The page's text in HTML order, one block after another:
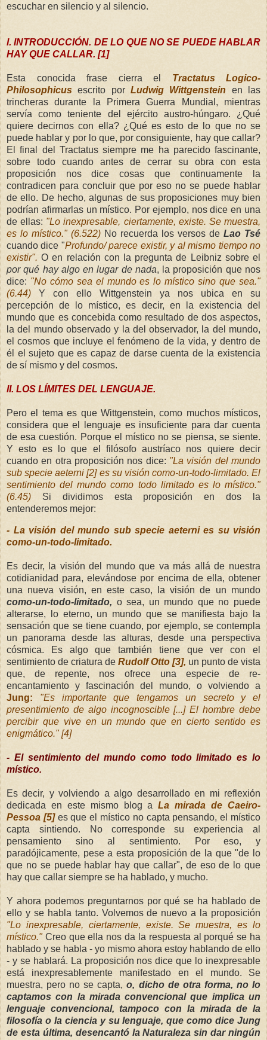
escuchar en silencio y al silencio.
I. INTRODUCCIÓN. DE LO QUE NO SE PUEDE HABLAR
HAY QUE CALLAR. [1]
Esta conocida frase cierra el Tractatus Logico-
Philosophicus escrito porLudwig Wittgenstein en las
trincheras durante la Primera Guerra Mundial, mientras
servía como teniente del ejército austro-húngaro. ¿Qué
quiere decirnos con ella? ¿Qué es esto de lo que no se
puede hablar y por lo que, por consiguiente, hay que callar?
El final del Tractatus siempre me ha parecido fascinante,
sobre todo cuando antes de cerrar su obra con esta
proposición nos dice cosas que continuamente la
contradicen para concluir que por eso no se puede hablar
de ello. De hecho, algunas de sus proposiciones muy bien
podrían afirmarlas un místico. Por ejemplo, nos dice en una
de ellas: "Lo inexpresable, ciertamente, existe. Se muestra,
es lo místico." (6.522) No recuerda los versos de Lao Tsé
cuando dice "Profundo/ parece existir, y al mismo tiempo no
existir". O en relación con la pregunta de Leibniz sobre el
por qué hay algo en lugar de nada, la proposición que nos
dice: "No cómo sea el mundo es lo místico sino que sea."
(6.44) Y con ello Wittgenstein ya nos ubica en su
percepción de lo místico, es decir, en la existencia del
mundo que es concebida como resultado de dos aspectos,
la del mundo observado y la del observador, la del mundo,
el cosmos que incluye el fenómeno de la vida, y dentro de
él el sujeto que es capaz de darse cuenta de la existencia
de sí mismo y del cosmos.
II. LOS LÍMITES DEL LENGUAJE.
Pero el tema es que Wittgenstein, como muchos místicos,
considera que el lenguaje es insuficiente para dar cuenta
de esa cuestión. Porque el místico no se piensa, se siente.
Y esto es lo que el filósofo austríaco nos quiere decir
cuando en otra proposición nos dice: "La visión del mundo
sub specie aeterni [2] es su visión como-un-todo-limitado. El
sentimiento del mundo como todo limitado es lo místico."
(6.45) Si dividimos esta proposición en dos la
entenderemos mejor:
- La visión del mundo sub specie aeterni es su visión
como-un-todo-limitado.
Es decir, la visión del mundo que va más allá de nuestra
cotidianidad para, elevándose por encima de ella, obtener
una nueva visión, en este caso, la visión de un mundo
como-un-todo-limitado, o sea, un mundo que no puede
alterarse, lo eterno, un mundo que se manifiesta bajo la
sensación que se tiene cuando, por ejemplo, se contempla
un panorama desde las alturas, desde una perspectiva
cósmica. Es algo que también tiene que ver con el
sentimiento de criatura de Rudolf Otto [3], un punto de vista
que, de repente, nos ofrece una especie de re-
encantamiento y fascinación del mundo, o volviendo a
Jung:
"Es importante que tengamos un secreto y el
presentimiento de algo incognoscible [...] El hombre debe
percibir que vive en un mundo que en cierto sentido es
enigmático." [4]
- El sentimiento del mundo como todo limitado es lo
místico.
Es decir, y volviendo a algo desarrollado en mi reflexión
dedicada en este mismo blog aLa mirada de Caeiro-
Pessoa [5]es que el místico no capta pensando, el místico
capta sintiendo. No corresponde su experiencia al
pensamiento sino al sentimiento. Por eso, y
paradójicamente, pese a esta proposición de la que "de lo
que no se puede hablar hay que callar", de eso de lo que
hay que callar siempre se ha hablado, y mucho.
Y ahora podemos preguntarnos por qué se ha hablado de
ello y se habla tanto. Volvemos de nuevo a la proposición
"Lo inexpresable, ciertamente, existe. Se muestra, es lo
místico."Creo que ella nos da la respuesta al porqué se ha
hablado y se habla - yo mismo ahora estoy hablando de ello
- y se hablará. La proposición nos dice que lo inexpresable
está inexpresablemente manifestado en el mundo. Se
muestra, pero no se capta,o, dicho de otra forma, no lo
captamos con la mirada convencional que implica un
lenguaje convencional, tampoco con la mirada de la
filosofía o la ciencia y su lenguaje, que como dice Jung
de esta última, desencantó la Naturaleza sin dar ningún